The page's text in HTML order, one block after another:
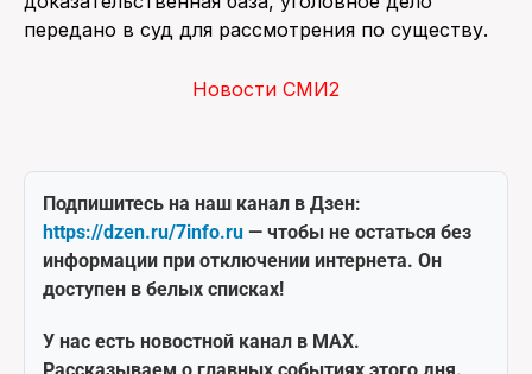
передано в суд для рассмотрения по существу.
Новости СМИ2
Подпишитесь на наш канал в Дзен:
https://dzen.ru/7info.ru — чтобы не остаться без
информации при отключении интернета. Он
доступен в белых списках!
У нас есть новостной канал в MAX.